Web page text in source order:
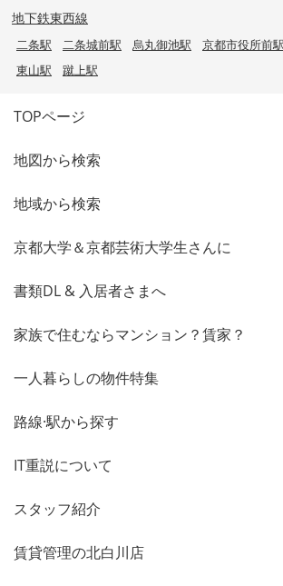
地下鉄東西線
二条駅 二条城前駅 烏丸御池駅 京都市役所前駅
東山駅
蹴上駅
TOPページ
地図から検索
地域から検索
京都大学＆京都芸術大学生さんに
書類DL & 入居者さまへ
家族で住むならマンション？賃家？
一人暮らしの物件特集
路線·駅から探す
IT重説について
スタッフ紹介
賃貸管理の北白川店